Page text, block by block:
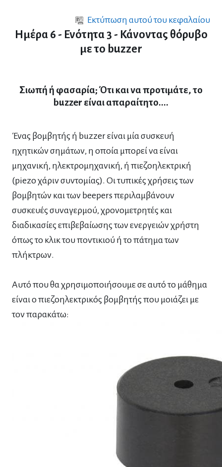
Εκτύπωση αυτού του κεφαλαίου
Ημέρα 6 - Ενότητα 3 - Κάνοντας θόρυβο
με το buzzer
Σιωπή ή φασαρία; Ότι και να προτιμάτε, το
buzzer είναι απαραίτητο....
Ένας βομβητής ή buzzer είναι μία συσκευή
ηχητικών σημάτων, η οποία μπορεί να είναι
μηχανική, ηλεκτρομηχανική, ή πιεζοηλεκτρική
(piezo χάριν συντομίας). Οι τυπικές χρήσεις των
βομβητών και των beepers περιλαμβάνουν
συσκευές συναγερμού, χρονομετρητές και
διαδικασίες επιβεβαίωσης των ενεργειών χρήστη
όπως το κλικ του ποντικιού ή το πάτημα των
πλήκτρων.
Αυτό που θα χρησιμοποιήσουμε σε αυτό το μάθημα
είναι ο πιεζοηλεκτρικός βομβητής που μοιάζει με
τον παρακάτω: